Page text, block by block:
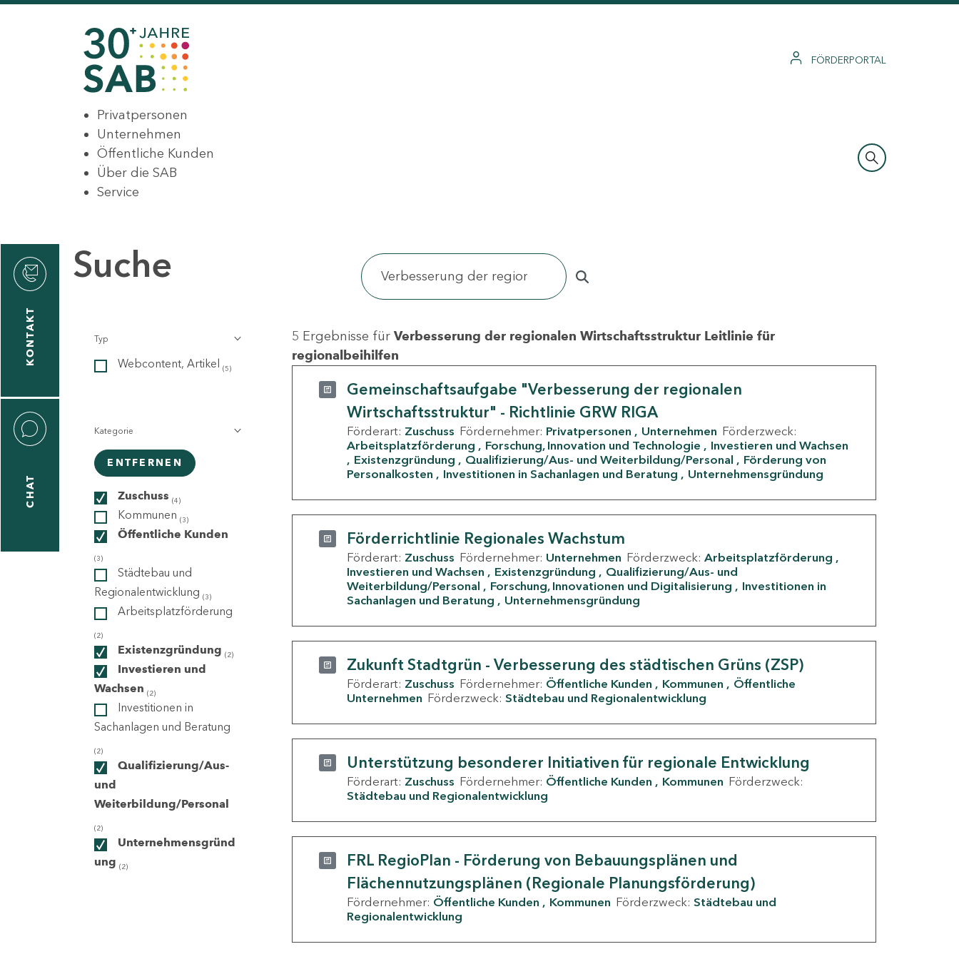
FÖRDERPORTAL
Privatpersonen
Unternehmen
Öffentliche Kunden
Über die SAB
Service
KONTAKT
CHAT
Suche
Typ
Webcontent, Artikel (5)
Kategorie
ENTFERNEN
Zuschuss (4)
Kommunen (3)
Öffentliche Kunden
(3)
Städtebau und
Regionalentwicklung (3)
Arbeitsplatzförderung
(2)
Existenzgründung (2)
Investieren und
Wachsen (2)
Investitionen in
Sachanlagen und Beratung
(2)
Qualifizierung/Aus-
und
Weiterbildung/Personal
(2)
Unternehmensgründ
ung (2)
5 Ergebnisse für Verbesserung der regionalen Wirtschaftsstruktur Leitlinie für
regionalbeihilfen
Gemeinschaftsaufgabe "Verbesserung der regionalen
Wirtschaftsstruktur" - Richtlinie GRW RIGA
Förderart: Zuschuss Fördernehmer: Privatpersonen Unternehmen Förderzweck:
Arbeitsplatzförderung
Forschung, Innovation und Technologie
Investieren und Wachsen
Existenzgründung
Qualifizierung/Aus- und Weiterbildung/Personal
Förderung von
Personalkosten
Investitionen in Sachanlagen und Beratung Unternehmensgründung
Förderrichtlinie Regionales Wachstum
Förderart: Zuschuss Fördernehmer: Unternehmen Förderzweck: Arbeitsplatzförderung
Investieren und Wachsen
Existenzgründung
Qualifizierung/Aus- und
Weiterbildung/Personal
Forschung, Innovationen und Digitalisierung
Investitionen in
Sachanlagen und Beratung
Unternehmensgründung
Zukunft Stadtgrün - Verbesserung des städtischen Grüns (ZSP)
Förderart: Zuschuss Fördernehmer: Öffentliche Kunden Kommunen
Öffentliche
Unternehmen Förderzweck: Städtebau und Regionalentwicklung
Unterstützung besonderer Initiativen für regionale Entwicklung
Förderart: Zuschuss Fördernehmer: Öffentliche Kunden Kommunen Förderzweck:
Städtebau und Regionalentwicklung
FRL RegioPlan - Förderung von Bebauungsplänen und
Flächennutzungsplänen (Regionale Planungsförderung)
Fördernehmer: Öffentliche Kunden Kommunen Förderzweck: Städtebau und
Regionalentwicklung